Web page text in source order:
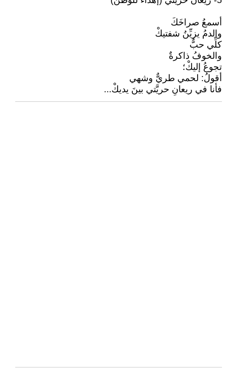
أسمعُ صراخَكَ
والدمُ يزيِّنُ شفتيكْ
كلِّي حبٌّ
والخوفُ ذاكرةٌ
تجوعُ إليكْ؛
أقولُ: لحمي طريٌّ وشهي
فأنا في ريعانِ حريَّتي بينَ يديكْ...